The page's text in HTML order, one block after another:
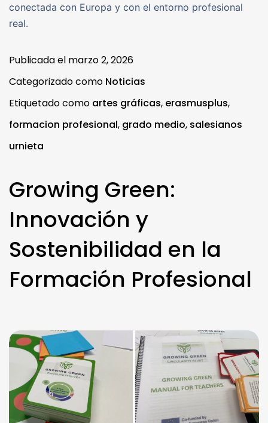
conectada con Europa y con el entorno profesional
real.
Publicada el marzo 2, 2026
Categorizado como Noticias
Etiquetado como artes gráficas, erasmusplus,
formacion profesional, grado medio, salesianos
urnieta
Growing Green:
Innovación y
Sostenibilidad en la
Formación Profesional